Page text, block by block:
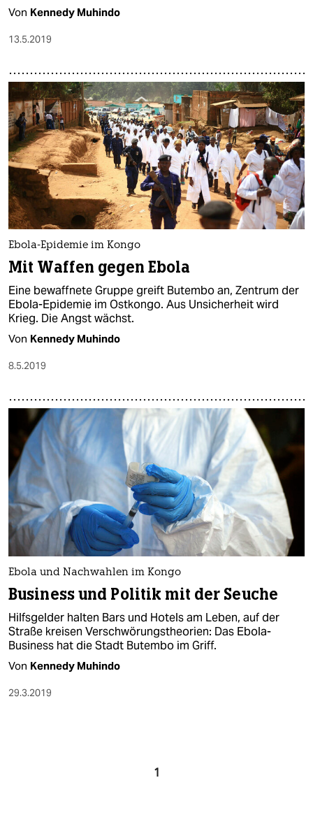
Von Kennedy Muhindo
13.5.2019
Ebola-Epidemie im Kongo
Mit Waffen gegen Ebola
Eine bewaffnete Gruppe greift Butembo an, Zentrum der
Ebola-Epidemie im Ostkongo. Aus Unsicherheit wird
Krieg. Die Angst wächst.
Von Kennedy Muhindo
8.5.2019
Ebola und Nachwahlen im Kongo
Business und Politik mit der Seuche
Hilfsgelder halten Bars und Hotels am Leben, auf der
Straße kreisen Verschwörungstheorien: Das Ebola-
Business hat die Stadt Butembo im Griff.
Von Kennedy Muhindo
29.3.2019
1